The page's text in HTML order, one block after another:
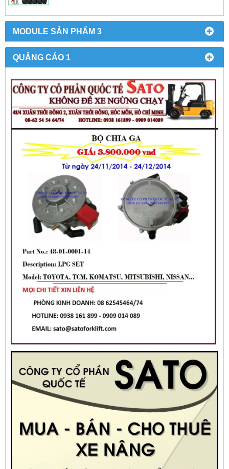
MODULE SẢN PHẨM 3
QUẢNG CÁO 1